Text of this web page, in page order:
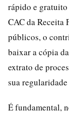
rápido e
CAC da Receita
públicos, o
baixar a cópia
extrato de
sua
É fundamental,